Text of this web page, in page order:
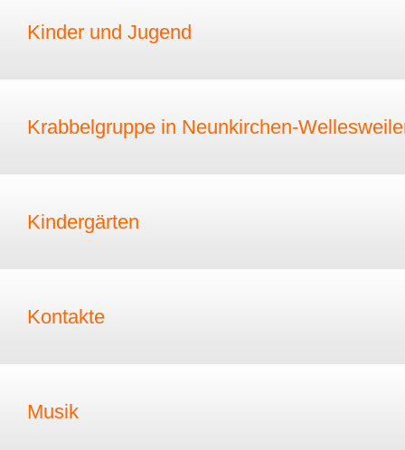
Kinder und Jugend
Krabbelgruppe in Neunkirchen-
Kindergärten
Kontakte
Musik